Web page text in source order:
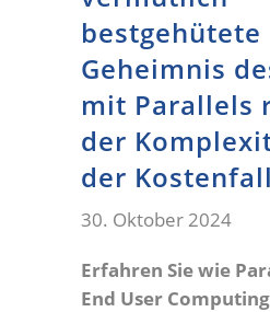
bestgehütete
Geheimnis
mit Parallels
der
der
30. Oktober 2024
Erfahren Sie wie
End User Computing